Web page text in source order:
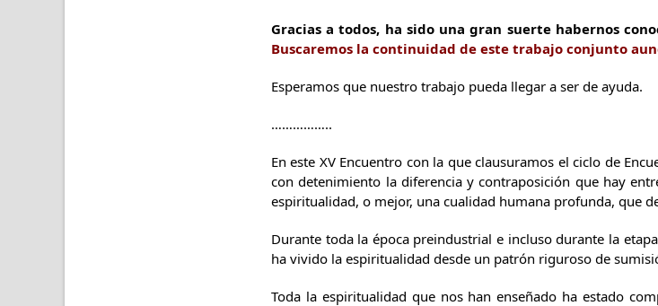
Gracias a todos, ha sido una gran suerte habernos
Buscaremos la continuidad de este trabajo conjunto
Esperamos que nuestro trabajo pueda llegar a ser de ayuda.
……………..
En este XV Encuentro con la que clausuramos el ciclo de
con detenimiento la diferencia y contraposición que hay
espiritualidad, o mejor, una cualidad humana profunda, que
Durante toda la época preindustrial e incluso durante la
ha vivido la espiritualidad desde un patrón riguroso de
Toda la espiritualidad que nos han enseñado ha estado